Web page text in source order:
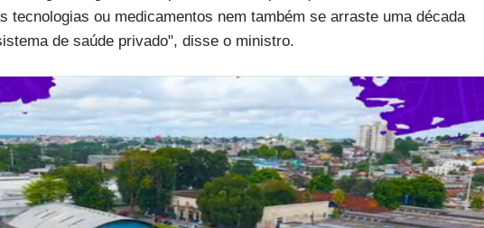
tecnologias ou medicamentos nem também se arraste uma década
de saúde privado", disse o ministro.